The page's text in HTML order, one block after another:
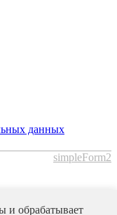
данных
simpleForm2
и обрабатывает